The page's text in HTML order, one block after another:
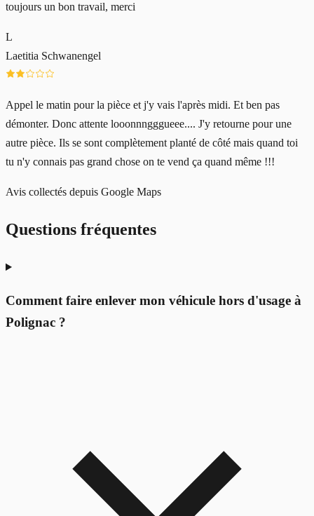
toujours un bon travail, merci
L
Laetitia Schwanengel
Appel le matin pour la pièce et j'y vais l'après midi. Et ben pas
démonter. Donc attente looonnngggueee.... J'y retourne pour une
autre pièce. Ils se sont complètement planté de côté mais quand toi
tu n'y connais pas grand chose on te vend ça quand même !!!
Avis collectés depuis Google Maps
Questions fréquentes
Comment faire enlever mon véhicule hors d'usage à
Polignac ?